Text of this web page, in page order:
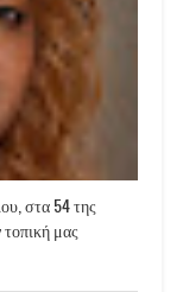
στα 54 της
μας